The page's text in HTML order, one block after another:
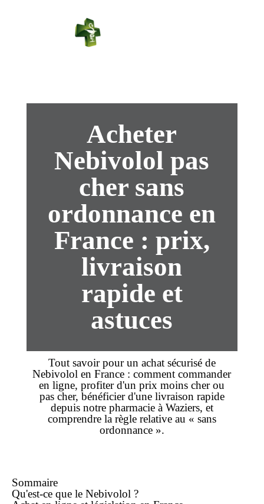
Acheter
Nebivolol pas
cher sans
ordonnance en
France : prix,
livraison
rapide et
astuces
Tout savoir pour un achatsécurisé de
Nebivolol en France : commentcommander
en ligne, profiter d'unprix moins cherou
pas cher, bénéficier d'une livraison rapide
depuis notre pharmacie à Waziers, et
comprendre la règle relative au « sans
ordonnance».
Sommaire
Qu'est-ce que le Nebivolol ?